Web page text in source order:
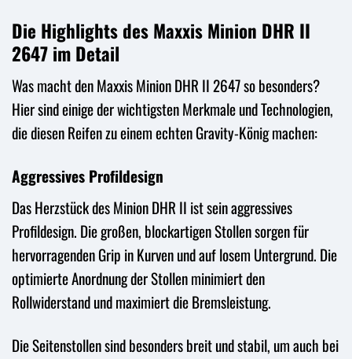
Die Highlights des Maxxis Minion DHR II
2647 im Detail
Was macht den Maxxis Minion DHR II 2647 so besonders?
Hier sind einige der wichtigsten Merkmale und Technologien,
die diesen Reifen zu einem echten Gravity-König machen:
Aggressives Profildesign
Das Herzstück des Minion DHR II ist sein aggressives
Profildesign. Die großen, blockartigen Stollen sorgen für
hervorragenden Grip in Kurven und auf losem Untergrund. Die
optimierte Anordnung der Stollen minimiert den
Rollwiderstand und maximiert die Bremsleistung.
Die Seitenstollen sind besonders breit und stabil, um auch bei